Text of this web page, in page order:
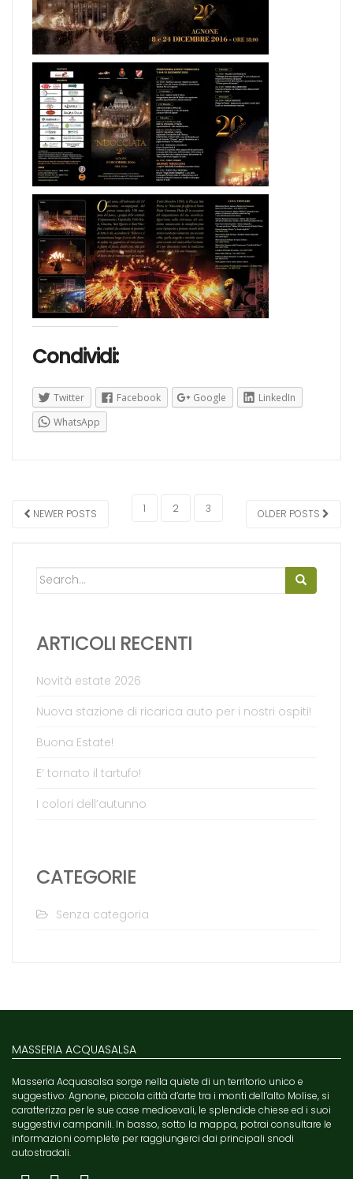
Condividi:
Twitter Facebook Google
LinkedIn
WhatsApp
NAVIGAZIONE ARTICOLI
NEWER POSTS 1 2 3 OLDER POSTS
Search for:
ARTICOLI RECENTI
Novità estate 2026
Nuova stazione di ricarica auto per i nostri ospiti!
Buona Estate!
E’ tornato il tartufo!
I colori dell’autunno
CATEGORIE
Senza categoria
MASSERIA ACQUASALSA
Masseria Acquasalsa sorge nella quiete di un territorio unico e
suggestivo: Agnone, piccola città d’arte tra i monti dell’alto Molise, si
caratterizza per le sue case medioevali, le splendide chiese ed i suoi
suggestivi campanili. In basso, sotto la mappa, potrai consultare le
informazioni complete per raggiungerci dai principali snodi
autostradali.